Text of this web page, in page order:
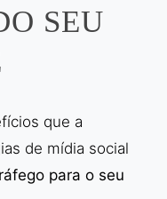
SEU
que a
de mídia social
para o seu